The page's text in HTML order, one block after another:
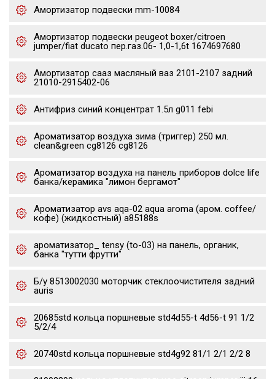
Амортизатор подвески mm-10084
Амортизатор подвески peugeot boxer/citroen
jumper/fiat ducato пер.газ.06- 1,0-1,6t 1674697680
Амортизатор сааз масляный ваз 2101-2107 задний
21010-2915402-06
Антифриз синий концентрат 1.5л g011 febi
Ароматизатор воздуха зима (триггер) 250 мл.
clean&green cg8126 cg8126
Ароматизатор воздуха на панель приборов dolce life
банка/керамика "лимон бергамот"
Ароматизатор avs aqa-02 aqua aroma (аром. coffee/
кофе) (жидкостный) a85188s
ароматизатор_ tensy (to-03) на панель, органик,
банка "тутти фрутти"
Б/у 8513002030 моторчик стеклоочистителя задний
auris
20685std кольца поршневые std4d55-t 4d56-t 91 1/2
5/2/4
20740std кольца поршневые std4g92 81/1 2/1 2/2 8